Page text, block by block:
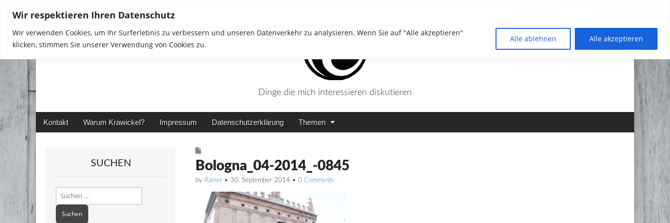
Wir respektieren Ihren Datenschutz
Wir verwenden Cookies, um Ihr Surferlebnis zu verbessern und unseren Datenverkehr zu analysieren. Wenn Sie auf "Alle akzeptieren"
klicken, stimmen Sie unserer Verwendung von Cookies zu.
Alle ablehnen Alle akzeptieren
Rainer in Krawickel
Dinge die mich interessieren diskutieren
Main
Skip
Kontakt Warum Krawickel? Impressum Datenschutzerklärung Themen
Bologna_04-2014_-0845
by Rainer • 30. September 2014 • 0 Comments
SUCHEN
Suchen
nach: